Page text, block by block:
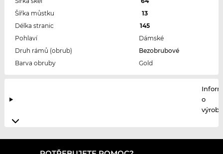
Šířka můstku
13
Délka stranic
145
Pohlaví
Dámské
Druh rámů (obrub)
Bezobrubové
Barva obruby
Gold
o